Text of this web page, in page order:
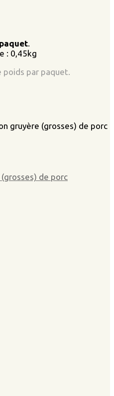
.
: 0,45kg
poids par paquet.
gruyère (grosses) de porc